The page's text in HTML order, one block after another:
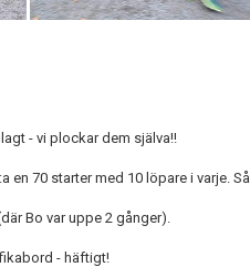
- vi plockar dem själva!!
en 70 starter med 10 löpare i varje. Så
Bo var uppe 2 gånger).
- häftigt!